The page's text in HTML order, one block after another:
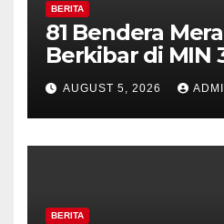
BERITA
81 Bendera
Berkibar di MIN
Timpik Hadiri
HUT ke-81
AUGUST 5, 2026
BERITA